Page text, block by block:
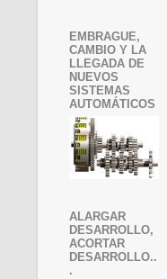
EMBRAGUE,
CAMBIO Y LA
LLEGADA DE
NUEVOS
SISTEMAS
AUTOMÁTICOS
ALARGAR
DESARROLLO,
ACORTAR
DESARROLLO..
.